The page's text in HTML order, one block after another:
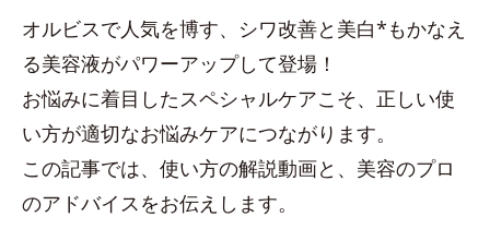
オルビスで人気を博す、シワ改善と美白*もかなえ
る美容液がパワーアップして登場！
お悩みに着目したスペシャルケアこそ、正しい使
い方が適切なお悩みケアにつながります。
この記事では、使い方の解説動画と、美容のプロ
のアドバイスをお伝えします。